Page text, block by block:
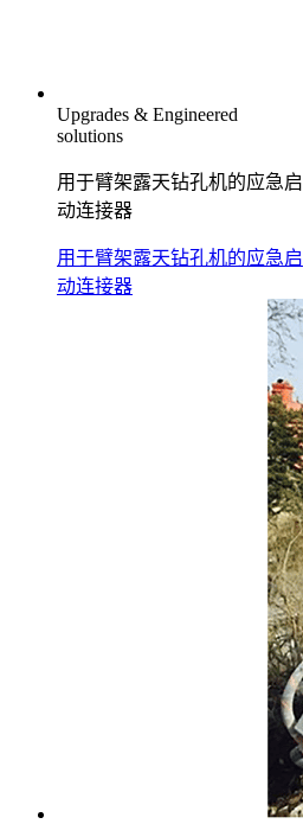
Upgrades & Engineered
solutions
用于臂架露天钻孔机的应急启
动连接器
用于臂架露天钻孔机的应急启
动连接器